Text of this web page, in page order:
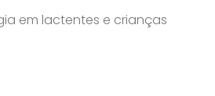
em lactentes e crianças